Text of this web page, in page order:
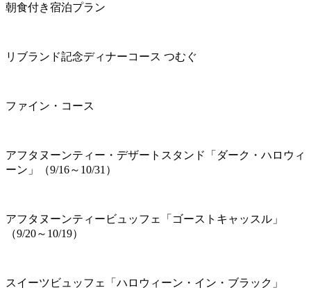
朝食付き宿泊プラン
リブランド記念ディナーコース つむぐ
ファイン・コース
アフタヌーンティー・デザートスタンド「ダーク・ハロウィ
ーン」（9/16～10/31）
アフタヌーンティービュッフェ「ゴーストキャッスル」
（9/20～10/19）
スイーツビュッフェ「ハロウィーン・イン・ブラック」